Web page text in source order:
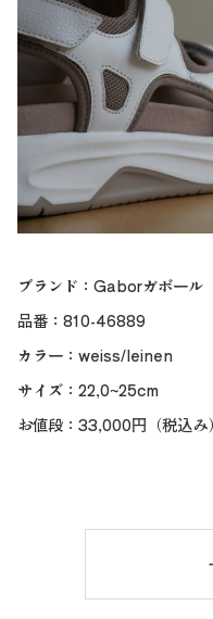
ブランド：Gaborガボール
品番：810-46889
カラー：weiss/leinen
サイズ：22,0~25cm
お値段：33,000円（税込み）